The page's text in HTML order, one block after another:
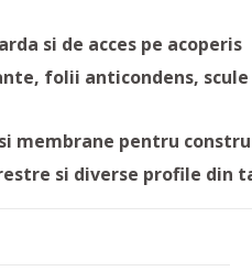
si de acces pe acoperis
folii anticondens, scule
membrane pentru
si diverse profile din